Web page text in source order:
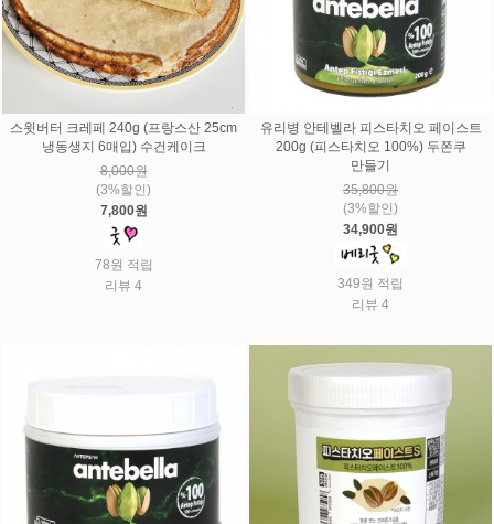
스윗버터 크레페 240g (프랑스산 25cm
냉동생지 6매입) 수건케이크
8,000원
(3%할인)
7,800원
78원 적립
리뷰 4
유리병 안테벨라 피스타치오 페이스트
200g (피스타치오 100%) 두쫀쿠
만들기
35,800원
(3%할인)
34,900원
349원 적립
리뷰 4